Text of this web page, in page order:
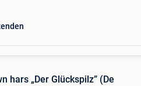
hars „Der Glückspilz” (De